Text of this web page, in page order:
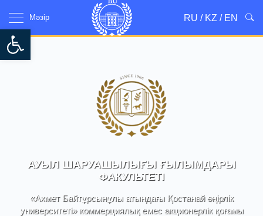
Open toolbar
Мәзір RU / KZ / EN
АУЫЛ ШАРУАШЫЛЫҒЫ ҒЫЛЫМДАРЫ
ФАКУЛЬТЕТІ
«Ахмет Байтұрсынұлы атындағы Қостанай өңірлік
университеті» коммерциялық емес акционерлік қоғамы